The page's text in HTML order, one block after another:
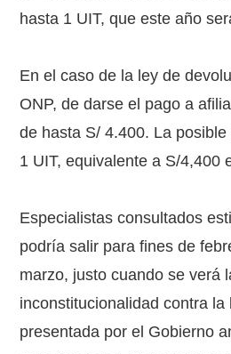
hasta 1 UIT, que este año
En el caso de la ley de
ONP, de darse el pago a
de hasta S/ 4.400. La
1 UIT, equivalente a S/4,400
Especialistas consultados
podría salir para fines de
marzo, justo cuando se verá
inconstitucionalidad contra la
presentada por el Gobierno